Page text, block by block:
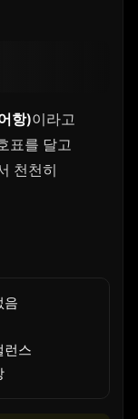
항)이라고
표를 달고
천천히
음
런스